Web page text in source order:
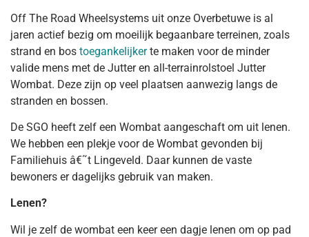
Off The Road Wheelsystems uit onze Overbetuwe is al
jaren actief bezig om moeilijk begaanbare terreinen, zoals
strand en bos toegankelijkerte maken voor de minder
valide mens met de Jutter en all-terrainrolstoel Jutter
Wombat. Deze zijn op veel plaatsen aanwezig langs de
stranden en bossen.
De SGO heeft zelf een Wombat aangeschaft om uit lenen.
We hebben een plekje voor de Wombat gevonden bij
Familiehuis â€˜t Lingeveld. Daar kunnen de vaste
bewoners er dagelijks gebruik van maken.
Lenen?
Wil je zelf de wombat een keer een dagje lenen om op pad